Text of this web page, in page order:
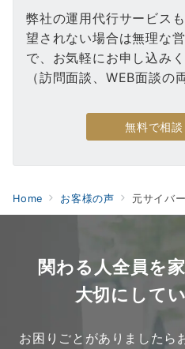
弊社の運用代行サービス
望されない場合は無理な
で、お気軽にお申し込みく
（訪問面談、WEB面談の
無料で相談
Home お客様の声 元サイバーエージ
関わる人全員を
大切にして
お困りごとがありましたら